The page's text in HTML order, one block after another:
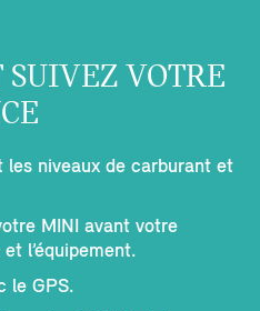
SUIVEZ VOTRE
niveaux de carburant et
MINI avant votre
l’équipement.
le GPS.